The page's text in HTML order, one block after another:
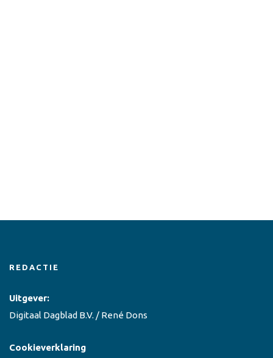
REDACTIE
Uitgever:
Digitaal Dagblad B.V. / René Dons
Cookieverklaring